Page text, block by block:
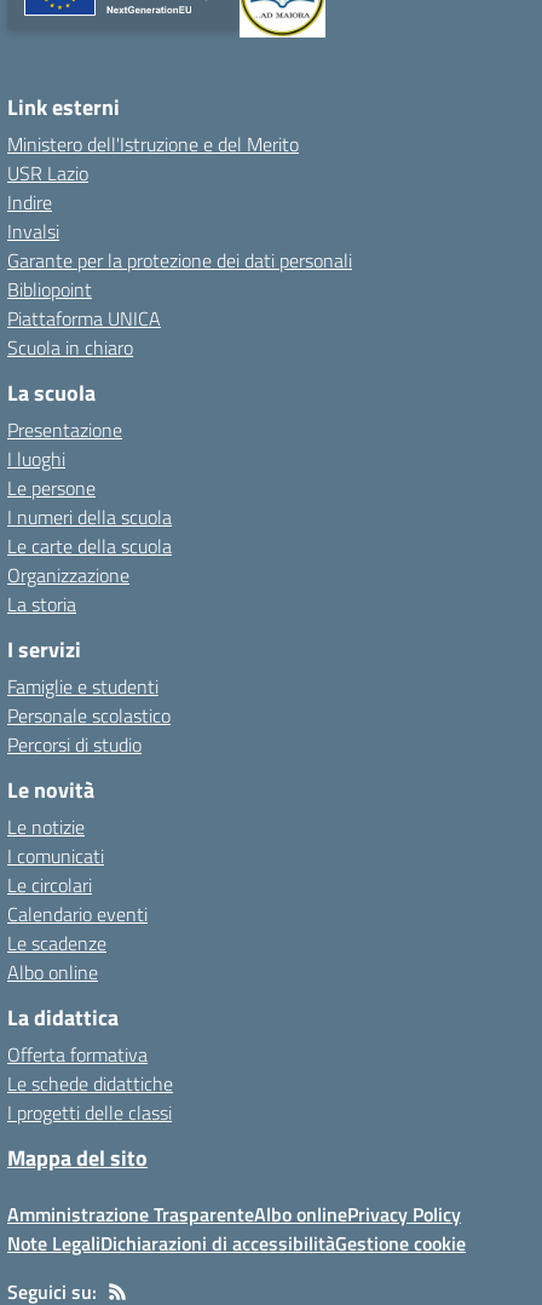
Link esterni
Ministero dell'Istruzione e del Merito
USR Lazio
Indire
Invalsi
Garante per la protezione dei dati personali
Bibliopoint
Piattaforma UNICA
Scuola in chiaro
La scuola
Presentazione
I luoghi
Le persone
I numeri della scuola
Le carte della scuola
Organizzazione
La storia
I servizi
Famiglie e studenti
Personale scolastico
Percorsi di studio
Le novità
Le notizie
I comunicati
Le circolari
Calendario eventi
Le scadenze
Albo online
La didattica
Offerta formativa
Le schede didattiche
I progetti delle classi
Mappa del sito
Amministrazione TrasparenteAlbo onlinePrivacy Policy
Note LegaliDichiarazioni di accessibilitàGestione cookie
Seguici su: